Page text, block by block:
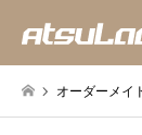
オーダーメイ